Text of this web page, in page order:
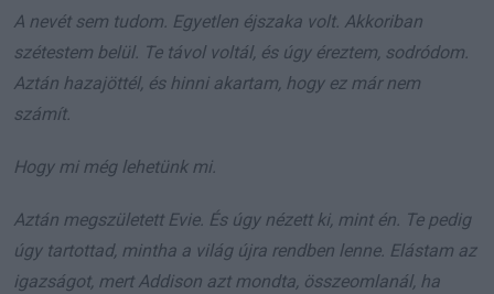
A nevét sem tudom. Egyetlen éjszaka volt. Akkoriban
szétestem belül. Te távol voltál, és úgy éreztem, sodródom.
Aztán hazajöttél, és hinni akartam, hogy ez már nem
számít.
Hogy mi még lehetünk mi.
Aztán megszületett Evie. És úgy nézett ki, mint én. Te pedig
úgy tartottad, mintha a világ újra rendben lenne. Elástam az
igazságot, mert Addison azt mondta, összeomlanál, ha